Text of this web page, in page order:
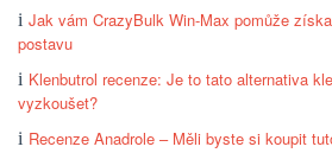
Jak vám CrazyBulk Win-Max pomůže
postavu
Klenbutrol recenze: Je to tato alternativa
vyzkoušet?
Recenze Anadrole – Měli byste si koupit